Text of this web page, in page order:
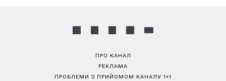
ПРО КАНАЛ
РЕКЛАМА
ПРОБЛЕМИ З ПРИЙОМОМ КАНАЛУ 1+1